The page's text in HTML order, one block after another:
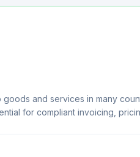
and services in many
for compliant invoicing,